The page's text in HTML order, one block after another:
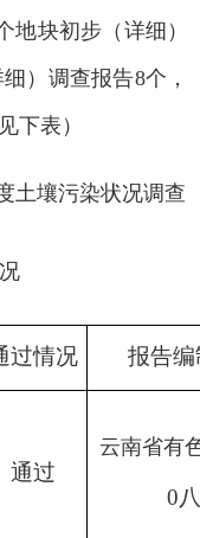
地块初步（详细）
）调查报告8个，
下表）
土壤污染状况调查
过情况 报告
通过
云南省有
0